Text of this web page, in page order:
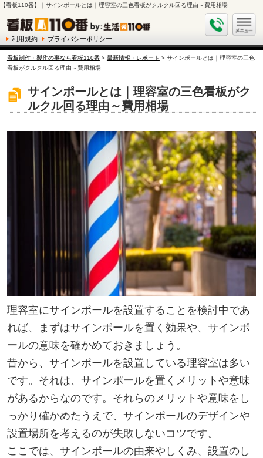
【看板110番】｜サインポールとは｜理容室の三色看板がクルクル回る理由～費用相場
利用規約 プライバシーポリシー
看板制作・製作の事なら看板110番> 最新情報・レポート > サインポールとは｜理容室の三色
看板がクルクル回る理由～費用相場
サインポールとは｜理容室の三色看板がク
ルクル回る理由～費用相場
理容室にサインポールを設置することを検討中であ
れば、まずはサインポールを置く効果や、サインポ
ールの意味を確かめておきましょう。
昔から、サインポールを設置している理容室は多い
です。それは、サインポールを置くメリットや意味
があるからなのです。それらのメリットや意味をし
っかり確かめたうえで、サインポールのデザインや
設置場所を考えるのが失敗しないコツです。
ここでは、サインポールの由来やしくみ、設置のし